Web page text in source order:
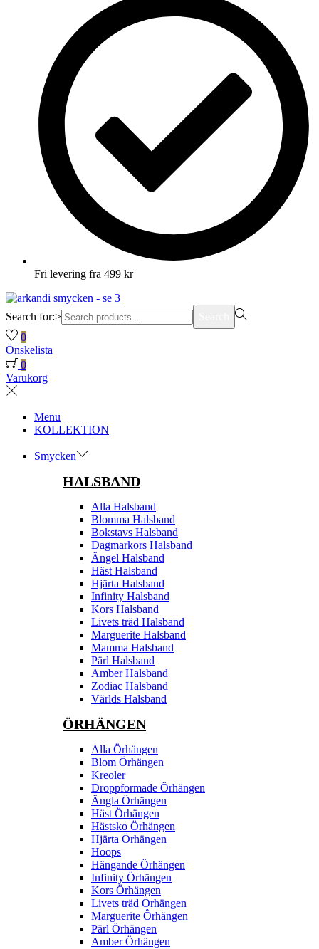
Fri levering fra 499 kr
Search for:>
0
Önskelista
0
Varukorg
Menu
KOLLEKTION
Smycken
HALSBAND
Alla Halsband
Blomma Halsband
Bokstavs Halsband
Dagmarkors Halsband
Ängel Halsband
Häst Halsband
Hjärta Halsband
Infinity Halsband
Kors Halsband
Livets träd Halsband
Marguerite Halsband
Mamma Halsband
Pärl Halsband
Amber Halsband
Zodiac Halsband
Världs Halsband
ÖRHÄNGEN
Alla Örhängen
Blom Örhängen
Kreoler
Droppformade Örhängen
Ängla Örhängen
Häst Örhängen
Hästsko Örhängen
Hjärta Örhängen
Hoops
Hängande Örhängen
Infinity Örhängen
Kors Örhängen
Livets träd Örhängen
Marguerite Ôrhängen
Pärl Örhängen
Amber Örhängen